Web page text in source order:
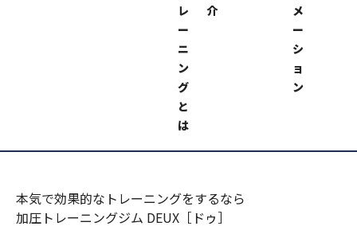
レ
ー
ニ
ン
グ
と
は
介
メ
ー
シ
ョ
ン
抽選日まで〝夢”みて過ごします！
加圧トレーニングジムＤＥＵＸ https://kaatsu-
本気で効果的なトレーニングをするなら
加圧トレーニングジム DEUX［ドゥ］